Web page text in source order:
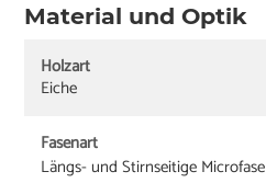
Material und Optik
Holzart
Eiche
Fasenart
Längs- und Stirnseitige Microfase